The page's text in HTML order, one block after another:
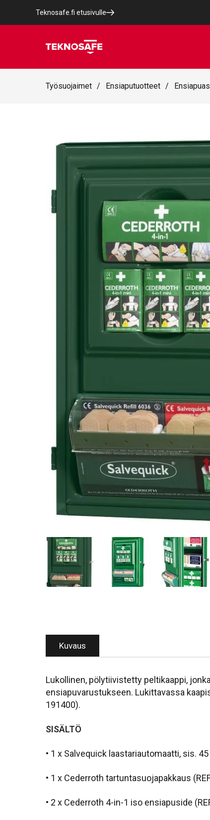
Teknosafe.fi etusivulle
Työsuojaimet / Ensiaputuotteet /
Kuvaus
Lukollinen, pölytiivistetty peltikaappi,
ensiapuvarustukseen. Lukittavassa
191400).
SISÄLTÖ
• 1 x Salvequick laastariautomaatti, sis.
• 1 x Cederroth tartuntasuojapakkaus
• 2 x Cederroth 4-in-1 iso ensiapuside